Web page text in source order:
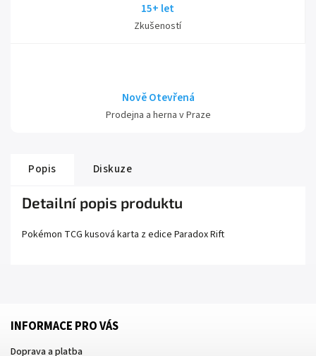
15+ let
Zkušeností
Nově Otevřená
Prodejna a herna v Praze
Popis Diskuze
Detailní popis produktu
Pokémon TCG kusová karta z edice Paradox Rift
INFORMACE PRO VÁS
Doprava a platba